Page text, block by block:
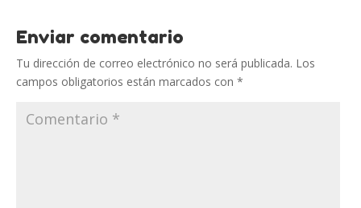
Enviar comentario
Tu dirección de correo electrónico no será publicada. Los
campos obligatorios están marcados con *